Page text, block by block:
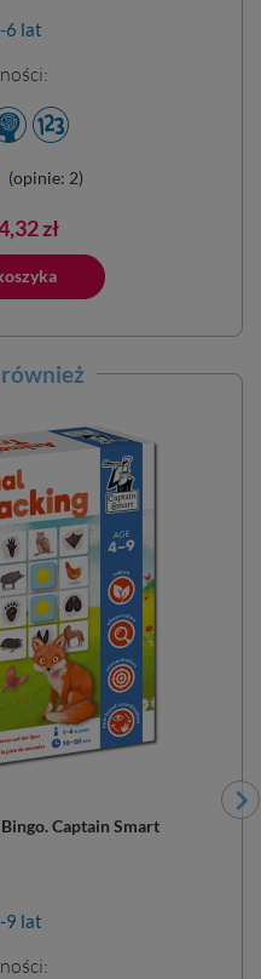
6 lat
(opinie: 2)
zł
Captain Smart
9 lat